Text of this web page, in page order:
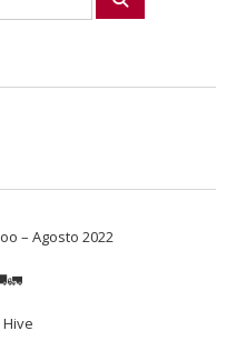
– Agosto 2022